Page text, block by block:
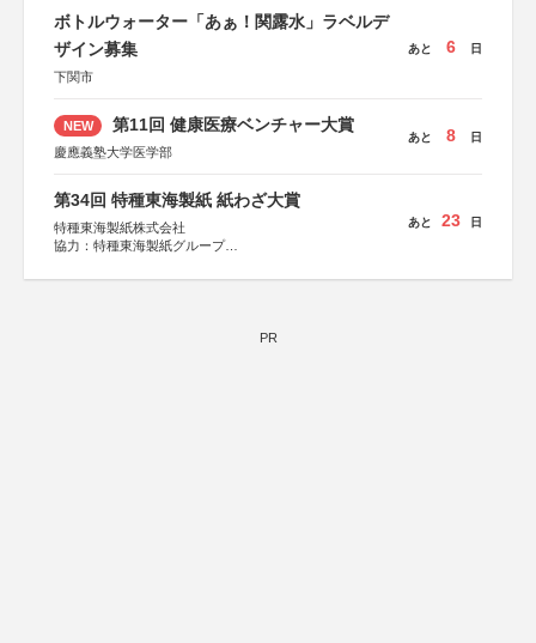
「“よい仕事おこし”フェア」実行委員会
関西文化学術研究都市推進機構
東京難病団体連絡協議会
集英社、小学館、祥伝社、新潮社、淡交社、ちいさいミシ
マ社、徳間書店、早川書房、PHP研究所、双葉社、文藝春
ボトルウォーター「あぁ！関露水」ラベルデ
ザイン募集
下関市
あと 6 日
NEW 第11回 健康医療ベンチャー大賞
慶應義塾大学医学部
あと 8 日
第34回 特種東海製紙 紙わざ大賞
特種東海製紙株式会社
協力：特種東海製紙グループ
あと 23 日
PR